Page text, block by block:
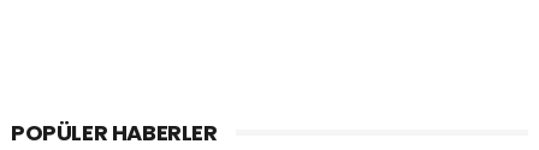
POPÜLER HABERLER